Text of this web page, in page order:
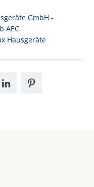
GmbH -
AEG
Hausgeräte